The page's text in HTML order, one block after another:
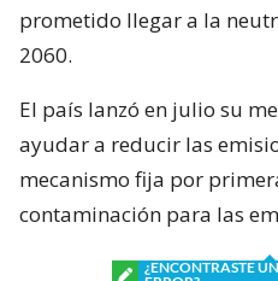
prometido llegar a la
2060.
El país lanzó en julio su
ayudar a reducir las
mecanismo fija por
contaminación para las
¿ENCONTRASTE UN